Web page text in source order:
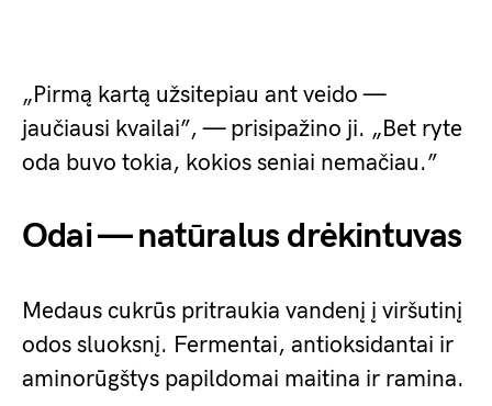
„Pirmą kartą užsitepiau ant veido —
jaučiausi kvailai”, — prisipažino ji. „Bet ryte
oda buvo tokia, kokios seniai nemačiau.”
Odai — natūralus drėkintuvas
Medaus cukrūs pritraukia vandenį į viršutinį
odos sluoksnį. Fermentai, antioksidantai ir
aminorūgštys papildomai maitina ir ramina.